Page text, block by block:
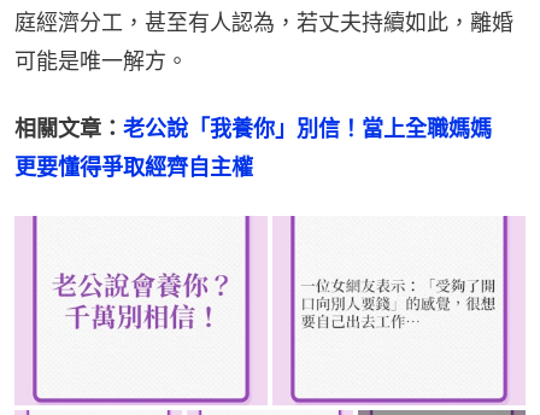
庭經濟分工，甚至有人認為，若丈夫持續如此，離婚
可能是唯一解方。
相關文章： 老公說「我養你」別信！當上全職媽媽
更要懂得爭取經齊自主權